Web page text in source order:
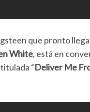
que pronto
White, está en
“Deliver Me